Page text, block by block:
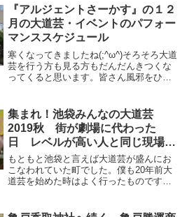
事ができます。素人がやると危険なので
おやめください。
『アルジェントさーかす』の１２
月の大道芸・イベントのパフォー
マンススケジュール
寒くなってきましたね(;^ω^)そろそろ大道
芸を行う方も見る方もだんだんきつくな
ってくると思います。皆さん風邪をひか
くりです。思い切り楽しんできます。お
待たせしました...
集まれ！池袋みんなの大道芸
2019秋 街が劇場に代わった
日 レベルが高い人と同じ現場に
立つメリット
もともと池袋と言えば大道芸が盛んにお
こなわれていた町でした。僕も20年前大
道芸を始めた時はよく行ったものです。
徐々に大道芸をやっている人が減ってき